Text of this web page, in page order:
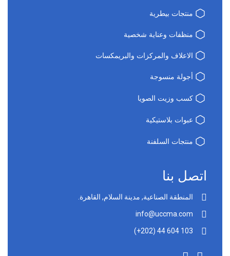
منتجات بيطرية
منظفات وعناية شخصية
الاعلاف والمركزات والبريمكسات
أجولة منسوجة
كسب وزيت الصويا
عبوات بلاستيكية
منتجات السلفنة
اتصل بنا
المنطقة الصناعية, مدينة السلام, القاهرة.
info@uccma.com
‎(+202) 44 604 103